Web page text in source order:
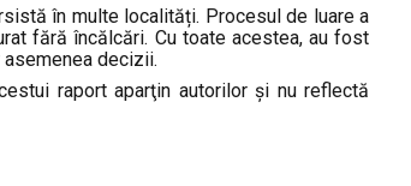
în multe localități. Procesul de luare a
fără încălcări. Cu toate acestea, au fost
decizii.
raport aparţin autorilor şi nu reflectă